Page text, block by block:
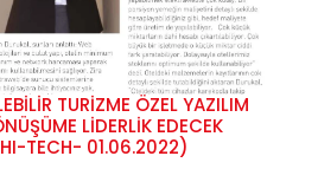
TURİZME ÖZEL YAZILIM
LİDERLİK EDECEK
HI-TECH- 01.06.2022)